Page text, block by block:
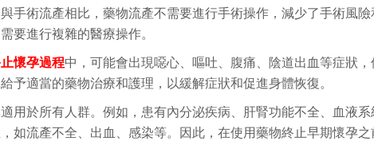
手術流產相比，藥物流產不需要進行手術操作，減少了手術風
要進行複雜的醫療操作。
懷孕過程中，可能會出現噁心、嘔吐、腹痛、陰道出血等症狀
予適當的藥物治療和護理，以緩解症狀和促進身體恢復。
用於所有人群。例如，患有內分泌疾病、肝腎功能不全、血液
如流產不全、出血、感染等。因此，在使用藥物終止早期懷孕